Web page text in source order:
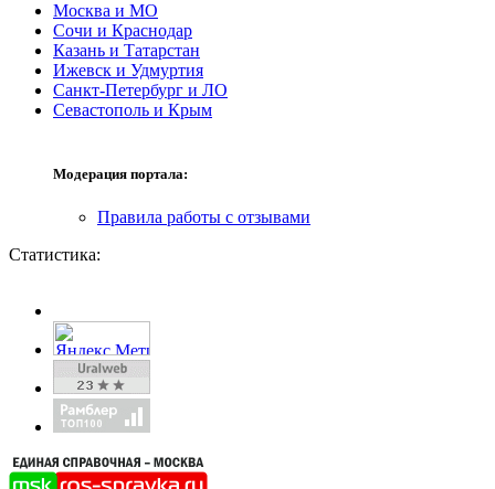
Москва и МО
Сочи и Краснодар
Казань и Татарстан
Ижевск и Удмуртия
Санкт-Петербург и ЛО
Севастополь и Крым
Модерация портала:
Правила работы с отзывами
Статистика: